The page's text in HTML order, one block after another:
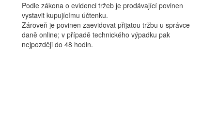
Podle zákona o evidenci tržeb je prodávající povinen
vystavit kupujícímu účtenku.
Zároveň je povinen zaevidovat přijatou tržbu u správce
daně online; v případě technického výpadku pak
nejpozději do 48 hodin.